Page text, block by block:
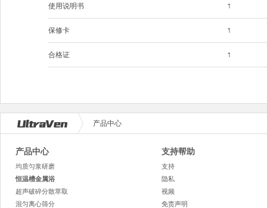
使用说明书
保修卡
合格证
1
1
1
产品中心
产品中心
均质匀浆研磨
恒温槽金属浴
超声破碎分散萃取
混匀离心筛分
支持帮助
支持
隐私
视频
免责声明